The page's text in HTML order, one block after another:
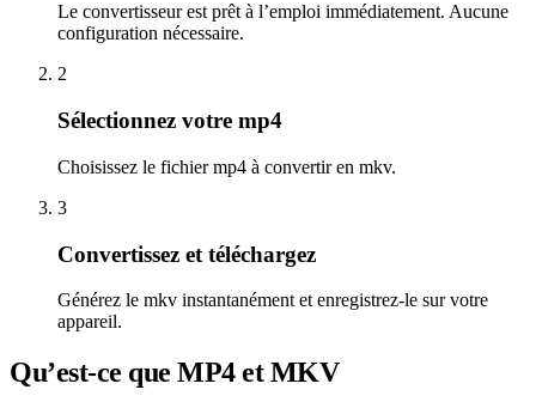
Le convertisseur est prêt à l’emploi immédiatement. Aucune
configuration nécessaire.
2
Sélectionnez votre mp4
Choisissez le fichier mp4 à convertir en mkv.
3
Convertissez et téléchargez
Générez le mkv instantanément et enregistrez-le sur votre
appareil.
Qu’est-ce que MP4 et MKV